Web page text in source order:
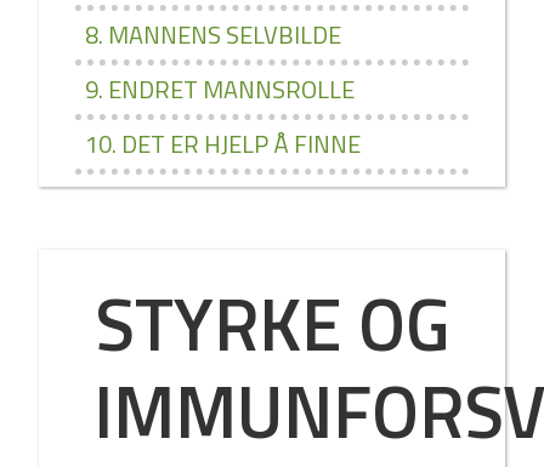
8. MANNENS SELVBILDE
9. ENDRET MANNSROLLE
10. DET ER HJELP Å FINNE
STYRKE OG